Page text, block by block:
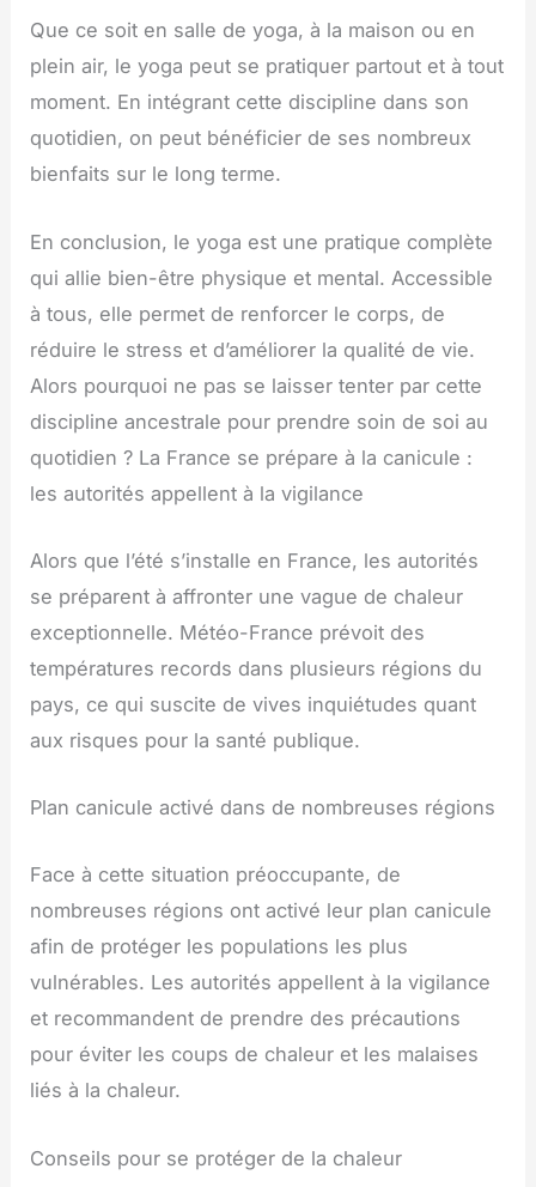
Que ce soit en salle de yoga, à la maison ou en
plein air, le yoga peut se pratiquer partout et à tout
moment. En intégrant cette discipline dans son
quotidien, on peut bénéficier de ses nombreux
bienfaits sur le long terme.
En conclusion, le yoga est une pratique complète
qui allie bien-être physique et mental. Accessible
à tous, elle permet de renforcer le corps, de
réduire le stress et d’améliorer la qualité de vie.
Alors pourquoi ne pas se laisser tenter par cette
discipline ancestrale pour prendre soin de soi au
quotidien ? La France se prépare à la canicule :
les autorités appellent à la vigilance
Alors que l’été s’installe en France, les autorités
se préparent à affronter une vague de chaleur
exceptionnelle. Météo-France prévoit des
températures records dans plusieurs régions du
pays, ce qui suscite de vives inquiétudes quant
aux risques pour la santé publique.
Plan canicule activé dans de nombreuses régions
Face à cette situation préoccupante, de
nombreuses régions ont activé leur plan canicule
afin de protéger les populations les plus
vulnérables. Les autorités appellent à la vigilance
et recommandent de prendre des précautions
pour éviter les coups de chaleur et les malaises
liés à la chaleur.
Conseils pour se protéger de la chaleur